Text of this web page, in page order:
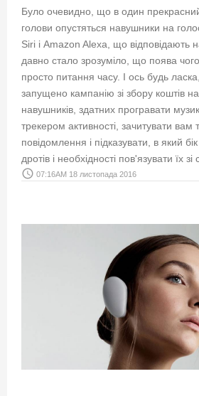
Було очевидно, що в один
голови опустяться навушники на
Siri і Amazon Alexa, що відповідають
давно стало зрозуміло, що поява
просто питання часу. І ось будь
запущено кампанію зі збору коштів
навушників, здатних програвати
трекером активності, зачитувати вам
повідомлення і підказувати, в який
дротів і необхідності пов'язувати їх
access_time 07:16AM 18 листопада 2016